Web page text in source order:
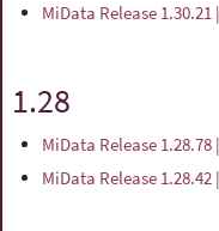
MiData Release 1.30.21
1.28
MiData Release 1.28.78
MiData Release 1.28.42